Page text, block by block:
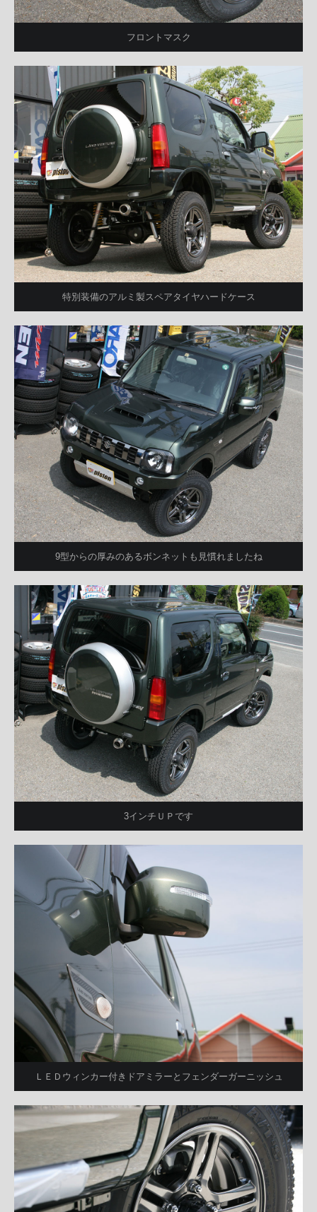
フロントマスク
特別装備のアルミ製スペアタイヤハードケース
9型からの厚みのあるボンネットも見慣れましたね
3インチＵＰです
ＬＥＤウィンカー付きドアミラーとフェンダーガーニッシュ